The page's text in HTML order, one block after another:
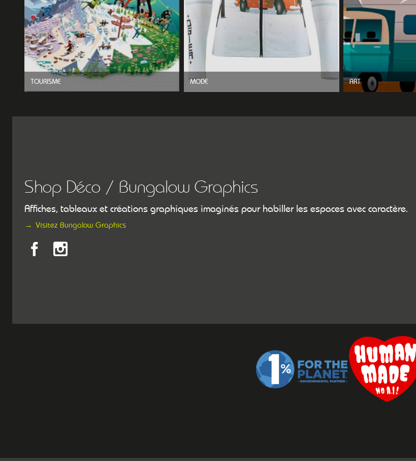
TOURISME MODE ART
Shop Déco / Bungalow Graphics
Affiches, tableaux et créations graphiques imaginés pour habiller les espaces avec caractère.
Visitez Bungalow Graphics